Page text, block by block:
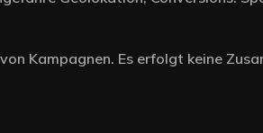
Kampagnen. Es erfolgt keine